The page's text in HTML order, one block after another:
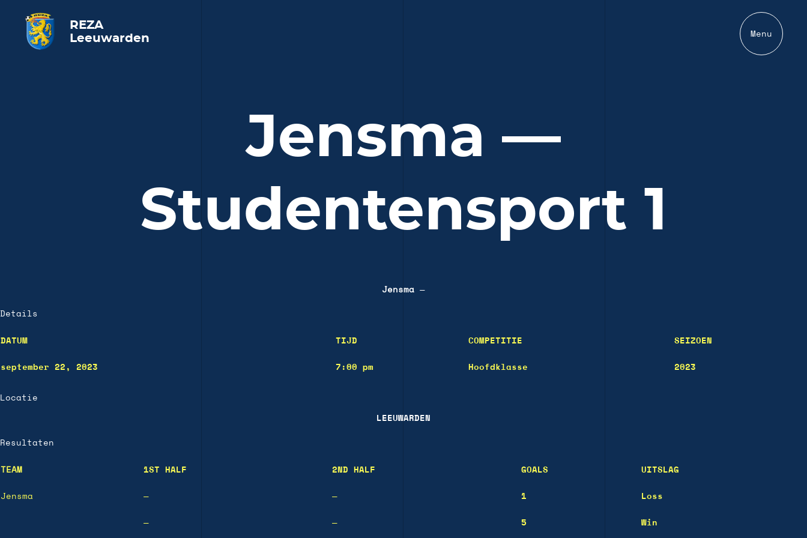
REZA
Leeuwarden
Menu
Jensma —
Studentensport 1
Jensma —
Details
DATUM TIJD COMPETITIE SEIZOEN
september 22, 2023 7:00 pm Hoofdklasse 2023
Locatie
LEEUWARDEN
Resultaten
TEAM 1ST HALF 2ND HALF GOALS UITSLAG
Jensma — — 1 Loss
— — 5 Win